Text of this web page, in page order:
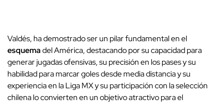
Valdés, ha demostrado ser un pilar fundamental en el
esquemadel América, destacando por su capacidad para
generar jugadas ofensivas, su precisión en los pases y su
habilidad para marcar goles desde media distancia y su
experiencia en la Liga MX y su participación con la selección
chilena lo convierten en un objetivo atractivo para el